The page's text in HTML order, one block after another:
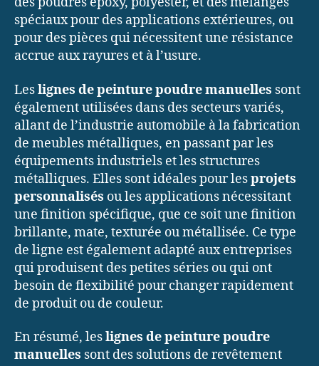
spéciaux pour des applications extérieures, ou
pour des pièces qui nécessitent une résistance
accrue aux rayures et à l’usure.
Leslignes de peinture poudre manuelles sont
également utilisées dans des secteurs variés,
allant de l’industrie automobile à la fabrication
de meubles métalliques, en passant par les
équipements industriels et les structures
métalliques. Elles sont idéales pour lesprojets
personnalisés ou les applications nécessitant
une finition spécifique, que ce soit une finition
brillante, mate, texturée ou métallisée. Ce type
de ligne est également adapté aux entreprises
qui produisent des petites séries ou qui ont
besoin de flexibilité pour changer rapidement
de produit ou de couleur.
En résumé, leslignes de peinture poudre
manuelles sont des solutions de revêtement